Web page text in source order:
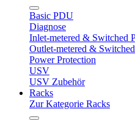
Basic PDU
Diagnose
Inlet-metered & Switched
Outlet-metered &
Power Protection
USV
USV Zubehör
Racks
Zur Kategorie Racks